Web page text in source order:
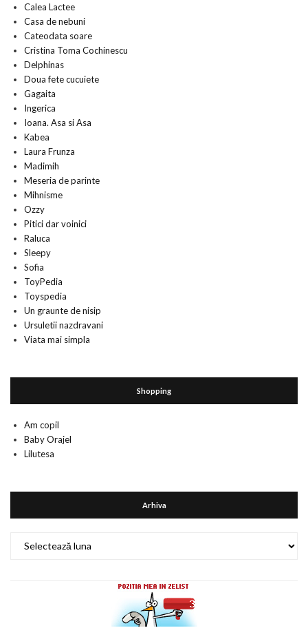
Calea Lactee
Casa de nebuni
Cateodata soare
Cristina Toma Cochinescu
Delphinas
Doua fete cucuiete
Gagaita
Ingerica
Ioana. Asa si Asa
Kabea
Laura Frunza
Madimih
Meseria de parinte
Mihnisme
Ozzy
Pitici dar voinici
Raluca
Sleepy
Sofia
ToyPedia
Toyspedia
Un graunte de nisip
Ursuletii nazdravani
Viata mai simpla
Shopping
Am copil
Baby Orajel
Lilutesa
Arhiva